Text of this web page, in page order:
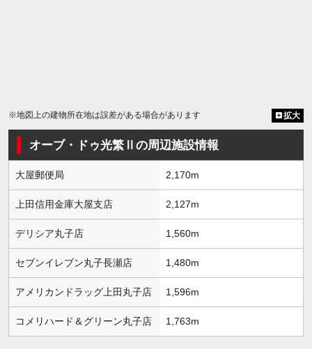
※地図上の建物所在地は誤差がある場合があります 拡大
オーブ・ドゥ光繁Ⅱの周辺施設情報
大屋郵便局 2,170m
上田信用金庫大屋支店 2,127m
デリシア丸子店 1,560m
セブンイレブン丸子長瀬店 1,480m
アメリカンドラッグ上田丸子店 1,596m
コメリハード＆グリーン丸子店 1,763m